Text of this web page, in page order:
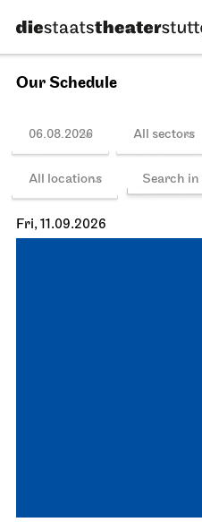
Our Schedule
06.08.2026 All sectors
All locations
Fri, 11.09.2026